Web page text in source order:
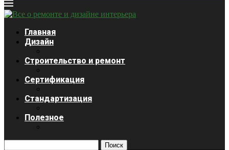
Главная
Дизайн
Строительство и ремонт
Сертификация
Стандартизация
Полезное
Поиск